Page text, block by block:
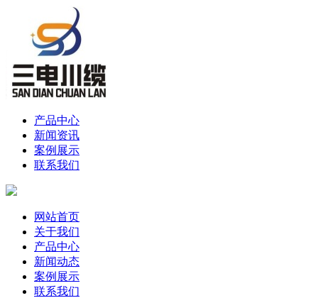
产品中心
新闻资讯
案例展示
联系我们
网站首页
关于我们
产品中心
新闻动态
案例展示
联系我们